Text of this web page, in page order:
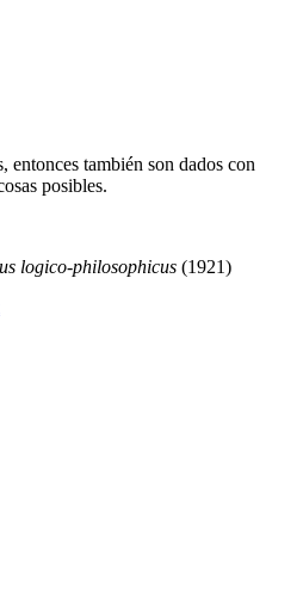
entonces también son dados con
posibles.
logico-philosophicus (1921)